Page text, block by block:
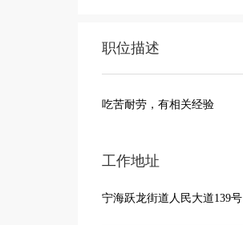
职位描述
吃苦耐劳，有相关经验
工作地址
宁海跃龙街道人民大道139号